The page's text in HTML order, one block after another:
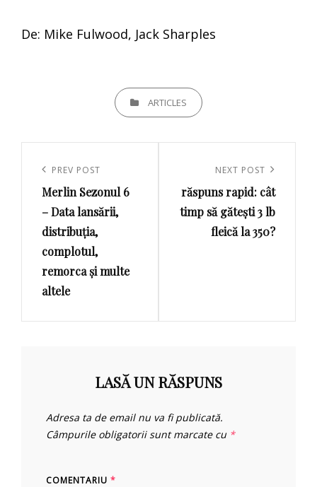
De: Mike Fulwood, Jack Sharples
CATEGORIESARTICLES
articole
Previous
Post
PREV POST
Merlin Sezonul 6
– Data lansării,
distribuția,
complotul,
remorca și multe
altele
Post
NEXT POST
răspuns rapid: cât
timp să gătești 3 lb
fleică la 350?
LASĂ UN RĂSPUNS
Adresa ta de email nu va fi publicată.
Câmpurile obligatorii sunt marcate cu *
COMENTARIU *